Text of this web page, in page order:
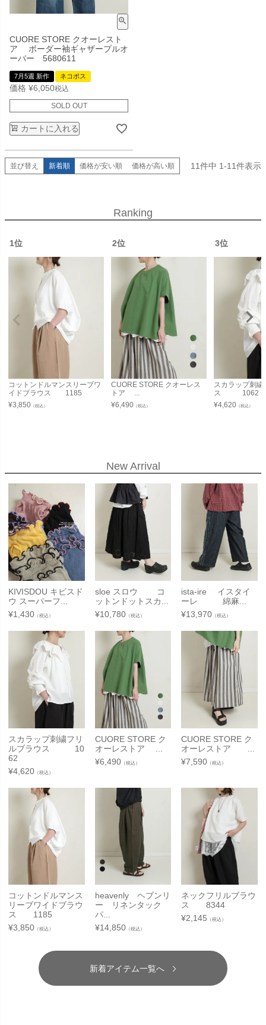
CUORE STORE クオーレスト
ア ボーダー袖ギャザープルオ
ーバー 5680611
7月5週 新作 ネコポス
価格 ¥6,050税込
SOLD OUT
カートに入れる
並び替え 新着順 価格が安い順 価格が高い順 11件中 1-11件表示
Ranking
1位
コットンドルマンスリーブワ
イドブラウス 1185
¥3,850 （税込）
2位
CUORE STORE クオーレス
トア ...
¥6,490 （税込）
3位
スカラップ刺
ス 1062
¥4,620 （税込）
New Arrival
KIVISDOU キビスド
ウ スーパーフ...
¥1,430 （税込）
sloe スロウ コ
ットンドットスカ...
¥10,780（税込）
ista-ire イスタイ
ーレ 綿麻...
¥13,970 （税込）
スカラップ刺繍フリ
ルブラウス 10
62
¥4,620 （税込）
CUORE STORE ク
オーレストア ...
¥6,490（税込）
CUORE STORE ク
オーレストア ...
¥7,590 （税込）
コットンドルマンス
リーブワイドブラウ
ス 1185
¥3,850 （税込）
heavenly ヘブンリ
ー リネンタック
パ...
¥14,850（税込）
ネックフリルブラウ
ス 8344
¥2,145 （税込）
新着アイテム一覧へ